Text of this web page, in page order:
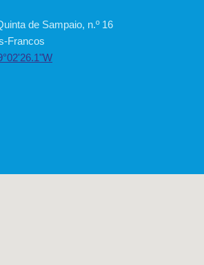
de Sampaio, n.º 16
Francos